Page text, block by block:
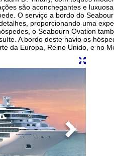
são aconchegantes e
O serviço a bordo do
proporcionando uma
o Seabourn Ovation
A bordo deste navio os
da Europa, Reino Unido, e no
Next